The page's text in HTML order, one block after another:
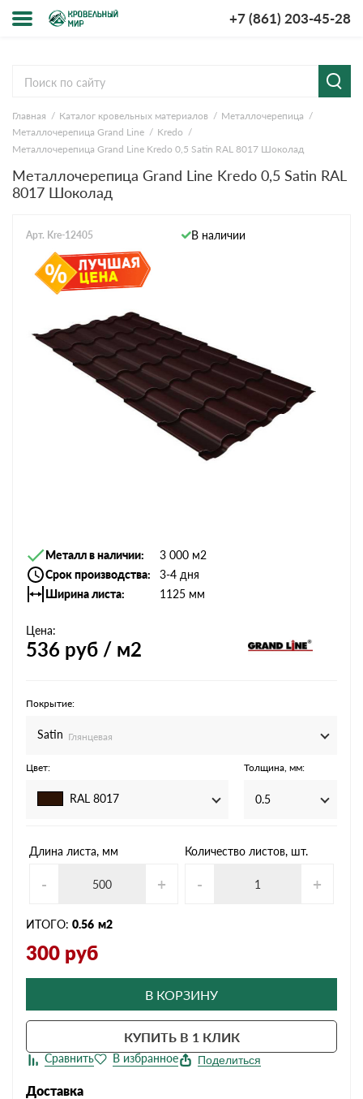
+7 (861) 203-45-28
компании
и оплата
Главная Каталог кровельных материалов
Металлочерепица
Металлочерепица Grand Line
Kredo
Металлочерепица Grand Line Kredo 0,5 Satin RAL 8017 Шоколад
Металлочерепица Grand Line Kredo 0,5 Satin RAL
8017 Шоколад
Арт. Kre-12405 В наличии
Металл в наличии
3 000 м2
Срок производства
3-4 дня
Ширина листа
1125 мм
Цена:
536 руб / м2
Покрытие:
Satin Глянцевая
Цвет:
RAL 8017
Толщина, мм:
0.5
Длина листа, мм
- +
Количество листов, шт.
- +
ИТОГО: 0.56 м2
300 руб
В КОРЗИНУ
КУПИТЬ В 1 КЛИК
Поделиться
Доставка